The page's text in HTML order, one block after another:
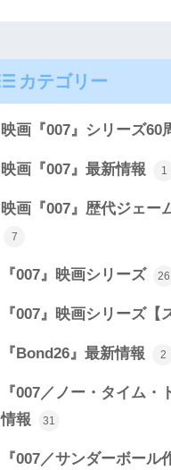
カテゴリー
映画『007』シリーズ60
映画『007』最新情報 1
映画『007』歴代ジェー
7
『007』映画シリーズ 26
『007』映画シリーズ【
『Bond26』最新情報 2
『007／ノー・タイム・
情報
31
『007／サンダーボール